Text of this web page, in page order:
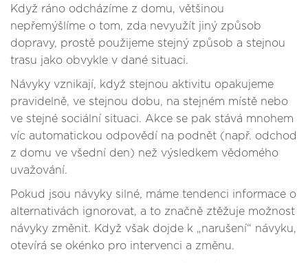
Když ráno odcházíme z domu, většinou
nepřemýšlíme o tom, zda nevyužít jiný způsob
dopravy, prostě použijeme stejný způsob a stejnou
trasu jako obvykle v dané situaci.
Návyky vznikají, když stejnou aktivitu opakujeme
pravidelně, ve stejnou dobu, na stejném místě nebo
ve stejné sociální situaci. Akce se pak stává mnohem
víc automatickou odpovědí na podnět (např. odchod
z domu ve všední den) než výsledkem vědomého
uvažování.
Pokud jsou návyky silné, máme tendenci informace o
alternativách ignorovat, a to značně ztěžuje možnost
návyky změnit. Když však dojde k „narušení“ návyku,
otevírá se okénko pro intervenci a změnu.